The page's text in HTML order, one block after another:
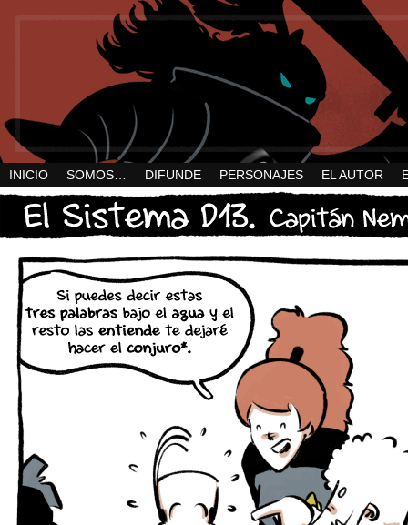
INICIO SOMOS… DIFUNDE PERSONAJES EL AUTOR